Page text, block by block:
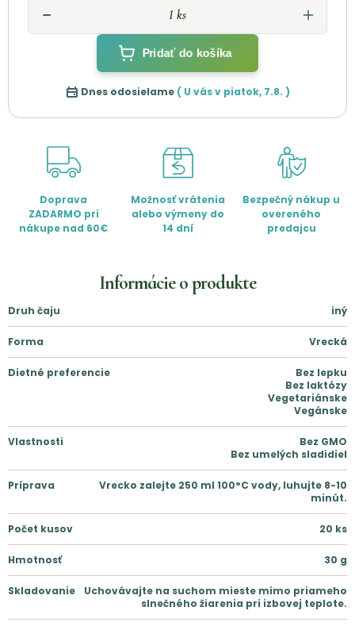
Pridať do košíka
Dnes odosielame ( U vás v piatok, 7.8. )
Doprava
ZADARMO pri
nákupe nad 60€
Možnosť vrátenia
alebo výmeny do
14 dní
Bezpečný nákup u
overeného
predajcu
Informácie o produkte
Druh čaju iný
Forma Vrecká
Dietné preferencie
Bez lepku
Bez laktózy
Vegetariánske
Vegánske
Vlastnosti
Bez GMO
Bez umelých sladidiel
Príprava
Vrecko zalejte 250 ml 100°C vody, luhujte 8-10
minút.
Počet kusov 20 ks
Hmotnosť 30 g
Skladovanie
Uchovávajte na suchom mieste mimo priameho
slnečného žiarenia pri izbovej teplote.